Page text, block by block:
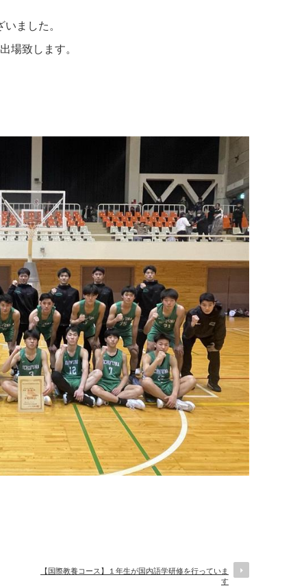
ました。
場致します。
【国際教養コース】１年生が国内語学研修を行っていま
す